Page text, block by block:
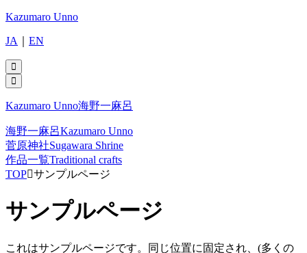
Kazumaro Unno
JA EN
Kazumaro Unno海野一麻呂
海野一麻呂Kazumaro Unno
菅原神社Sugawara Shrine
作品一覧Traditional crafts
TOP サンプルページ
サンプルページ
これはサンプルページです。同じ位置に固定され、(多くの